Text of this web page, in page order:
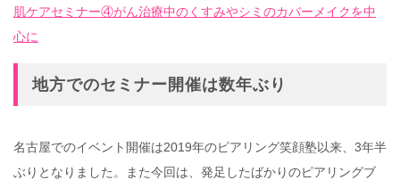
肌ケアセミナー④がん治療中のくすみやシミのカバーメイクを中
心に
地方でのセミナー開催は数年ぶり
名古屋でのイベント開催は2019年のピアリング笑顔塾以来、3年半
ぶりとなりました。また今回は、発足したばかりのピアリングブ